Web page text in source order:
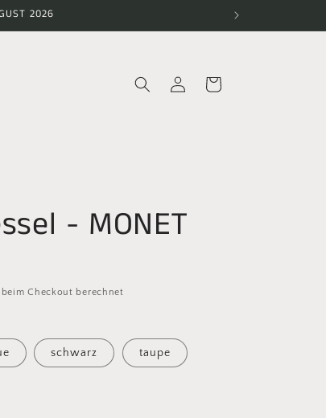
2026
EinloggenWarenkorb
- MONET
Checkout berechnet
schwarz taupe